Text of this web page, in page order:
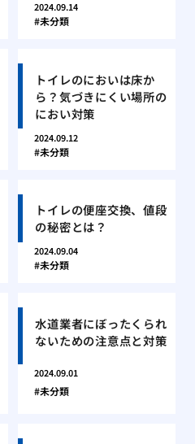
2024.09.14
未分類
トイレのにおいは床か
ら？気づきにくい場所の
におい対策
2024.09.12
未分類
トイレの便座交換、値段
の秘密とは？
2024.09.04
未分類
水道業者にぼったくられ
ないための注意点と対策
2024.09.01
未分類